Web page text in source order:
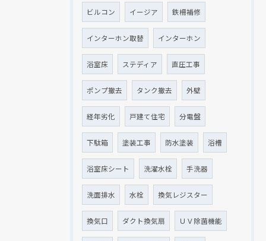
ビルコン イージア 鉄柵補修
インターホン取替 インターホン
浴室床 ステディア 直圧工事
ポンプ撤去 タンク撤去 外壁
経年劣化 戸建て住宅 分電盤
下駄箱 塗装工事 防水塗装 浴槽
浴室床シート 洗濯水栓 手洗器
洗面排水 水栓 換気レジスター
換気口 ダクト換気扇 ＵＶ除菌機能